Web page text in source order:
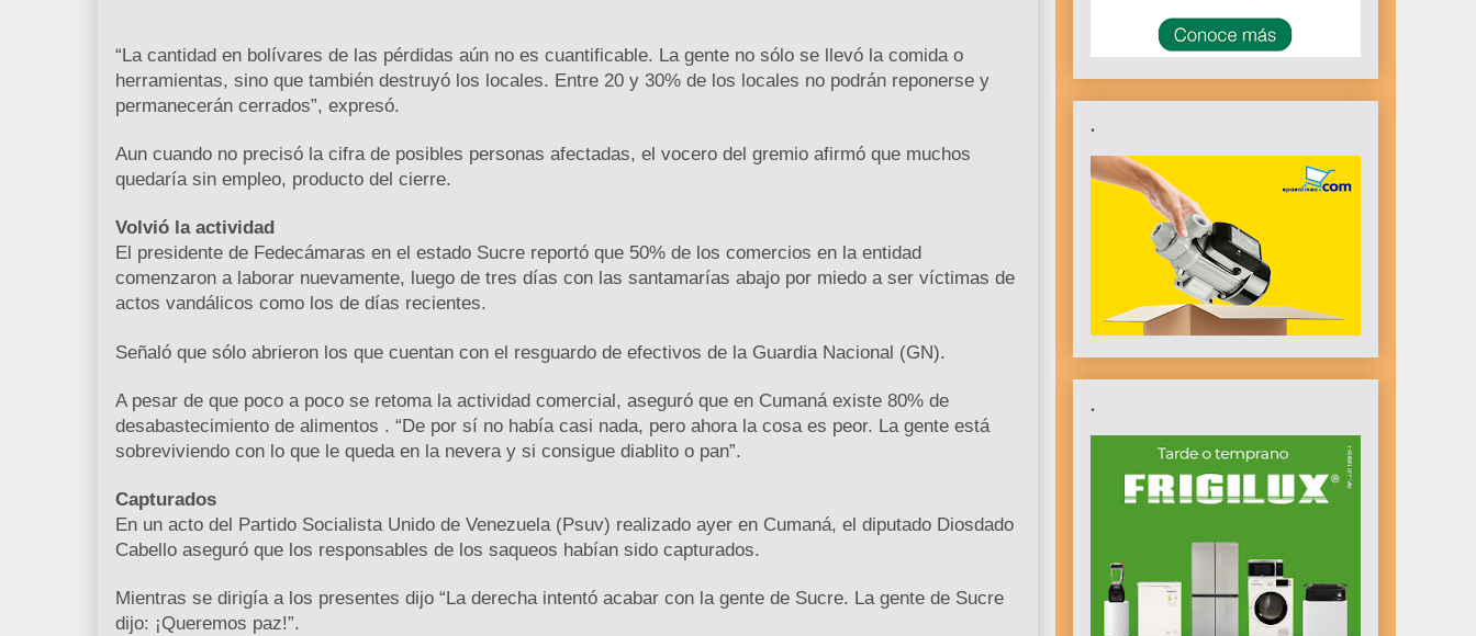
“La cantidad en bolívares de las pérdidas aún no es cuantificable. La gente no sólo se llevó la comida o
herramientas, sino que también destruyó los locales. Entre 20 y 30% de los locales no podrán reponerse y
permanecerán cerrados”, expresó.
Aun cuando no precisó la cifra de posibles personas afectadas, el vocero del gremio afirmó que muchos
quedaría sin empleo, producto del cierre.
Volvió la actividad
El presidente de Fedecámaras en el estado Sucre reportó que 50% de los comercios en la entidad
comenzaron a laborar nuevamente, luego de tres días con las santamarías abajo por miedo a ser víctimas de
actos vandálicos como los de días recientes.
Señaló que sólo abrieron los que cuentan con el resguardo de efectivos de la Guardia Nacional (GN).
A pesar de que poco a poco se retoma la actividad comercial, aseguró que en Cumaná existe 80% de
desabastecimiento de alimentos . “De por sí no había casi nada, pero ahora la cosa es peor. La gente está
sobreviviendo con lo que le queda en la nevera y si consigue diablito o pan”.
Capturados
En un acto del Partido Socialista Unido de Venezuela (Psuv) realizado ayer en Cumaná, el diputado Diosdado
Cabello aseguró que los responsables de los saqueos habían sido capturados.
Mientras se dirigía a los presentes dijo “La derecha intentó acabar con la gente de Sucre. La gente de Sucre
dijo: ¡Queremos paz!”.
.
.